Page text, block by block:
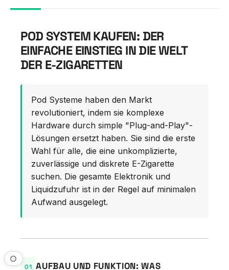
POD SYSTEM KAUFEN: DER
EINFACHE EINSTIEG IN DIE WELT
DER E-ZIGARETTEN
Pod Systeme haben den Markt
revolutioniert, indem sie komplexe
Hardware durch simple "Plug-and-Play"-
Lösungen ersetzt haben. Sie sind die erste
Wahl für alle, die eine unkomplizierte,
zuverlässige und diskrete E-Zigarette
suchen. Die gesamte Elektronik und
Liquidzufuhr ist in der Regel auf minimalen
Aufwand ausgelegt.
AUFBAU UND FUNKTION: WAS